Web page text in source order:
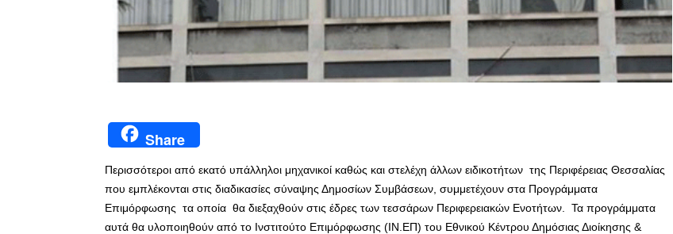
Share
Περισσότεροι από εκατό υπάλληλοι μηχανικοί καθώς και στελέχη άλλων ειδικοτήτων της Περιφέρειας Θεσσαλίας
που εμπλέκονται στις διαδικασίες σύναψης Δημοσίων Συμβάσεων, συμμετέχουν στα Προγράμματα
Επιμόρφωσης τα οποία θα διεξαχθούν στις έδρες των τεσσάρων Περιφερειακών Ενοτήτων. Τα προγράμματα
αυτά θα υλοποιηθούν από το Ινστιτούτο Επιμόρφωσης (ΙΝ.ΕΠ) του Εθνικού Κέντρου Δημόσιας Διοίκησης &